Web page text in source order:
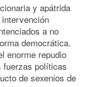
y apátrida
a no
democrática.
enorme repudio
fuerzas políticas
de sexenios de